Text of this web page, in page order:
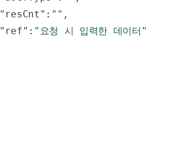
"resCnt" : "" ,
"ref" : "요청 시 입력한 데이터"